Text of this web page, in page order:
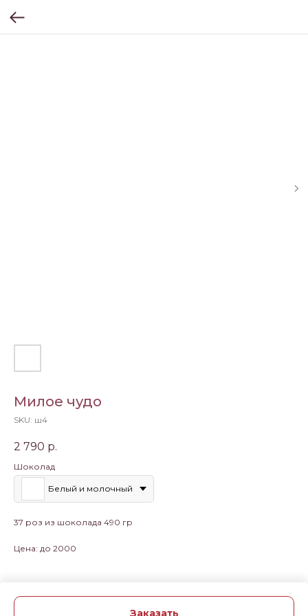
Милое чудо
SKU: ш4
2 790 р.
Шоколад
Белый и молочный
Заказать
37 роз из шоколада 490 гр
Цена: до 2000